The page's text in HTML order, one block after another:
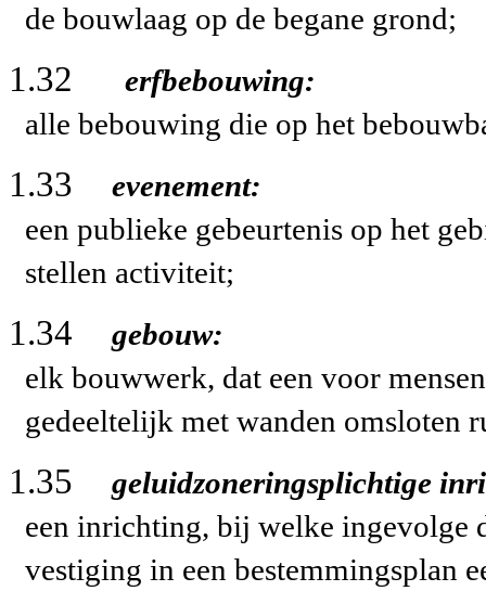
de bouwlaag op de begane grond;
1.32
erfbebouwing:
alle bebouwing die op het
1.33
evenement:
een publieke gebeurtenis op het
stellen activiteit;
1.34
gebouw:
elk bouwwerk, dat een voor
gedeeltelijk met wanden omsloten
1.35
geluidzoneringsplichtige
een inrichting, bij welke ingevolge
vestiging in een bestemmingsplan